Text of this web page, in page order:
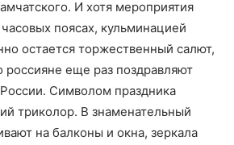
И хотя мероприятия
поясах, кульминацией
остается торжественный салют,
россияне еще раз поздравляют
Символом праздника
триколор. В знаменательный
на балконы и окна, зеркала